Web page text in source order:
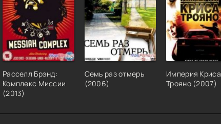
Расселл Брэнд:
Комплекс Миссии
(2013)
Семь раз отмерь
(2006)
Империя Криса
Трояно (2007)